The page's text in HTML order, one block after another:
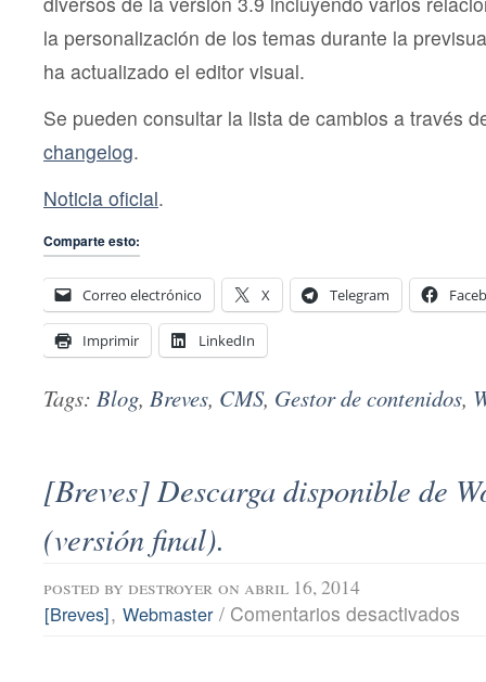
la personalización de los temas durante la
ha actualizado el editor visual.
Se pueden consultar la lista de cambios a través
changelog.
Noticia oficial.
Comparte esto:
Correo electrónico X Telegram
Imprimir LinkedIn
Tags: Blog, Breves, CMS, Gestor de contenidos,
[Breves] Descarga disponible de
(versión final).
posted by destroyer on abril 16, 2014
[Breves], Webmaster / Comentarios desactivados